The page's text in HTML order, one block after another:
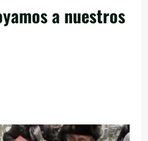
a nuestros